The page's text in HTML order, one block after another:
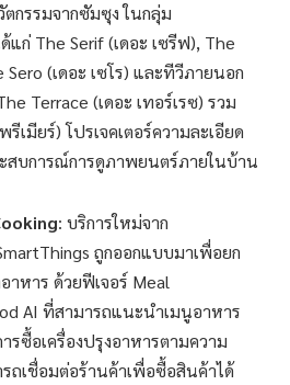
กรรมจากซัมซุง ในกลุ่ม
ก่ The Serif (เดอะ เซรีฟ), The
Sero (เดอะ เซโร) และทีวีภายนอก
Terrace (เดอะ เทอร์เรซ) รวม
เมียร์) โปรเจคเตอร์ความละเอียด
สบการณ์การดูภาพยนตร์ภายในบ้าน
: บริการใหม่จาก
ถูกออกแบบมาเพื่อยก
หาร ด้วยฟีเจอร์ Meal
AI ที่สามารถแนะนำเมนูอาหาร
รซื้อเครื่องปรุงอาหารตามความ
ถเชื่อมต่อร้านค้าเพื่อซื้อสินค้าได้